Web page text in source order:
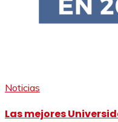
Noticias
Las mejores